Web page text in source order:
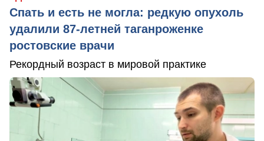
Спать и есть не могла: редкую опухоль
удалили 87-летней таганроженке
ростовские врачи
Рекордный возраст в мировой практике